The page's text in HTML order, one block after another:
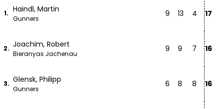
1. Haindl, Martin
Gunners
9 13 4 17
2. Joachim, Robert
Bieranyas Jachenau
9 9 7 16
3. Glensk, Philipp
Gunners
6 8 8 16